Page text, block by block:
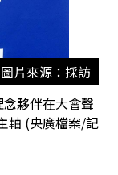
圖片來源：採訪
夥伴在大會聲
軸 (央廣檔案/記